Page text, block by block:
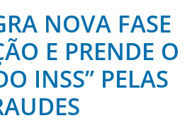
NOVA FASE
E PRENDE O
INSS” PELAS